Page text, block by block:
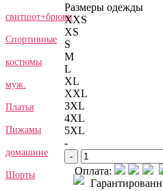
свитшот+брюки
Спортивные
костюмы
муж.
Платья
Пижамы
домашние
Шорты
Размеры одежды
XXS
XS
S
M
L
XL
XXL
3XL
4XL
5XL
-
-
Оплата: